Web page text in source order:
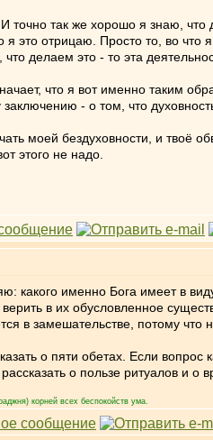
так же хорошо я знаю, что
я это отрицаю. Просто то, во
делаем это - то эта
что я вот именно таким
- о том, что
моей бездуховности, и
этого не надо.
какого именно Бога имеет в
в их обусловленное
в замешательстве, потому что
о пяти обетах. Если
о пользе ритуалов и о
корней всех беспокойств ума.